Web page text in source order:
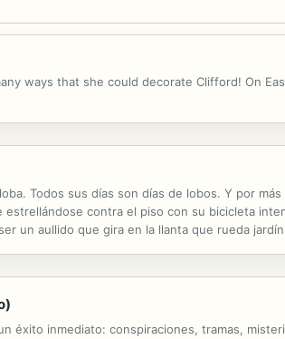
ways that she could decorate Clifford! On
Todos sus días son días de lobos. Y por
contra el piso con su bicicleta
un aullido que gira en la llanta que rueda
éxito inmediato: conspiraciones, tramas,